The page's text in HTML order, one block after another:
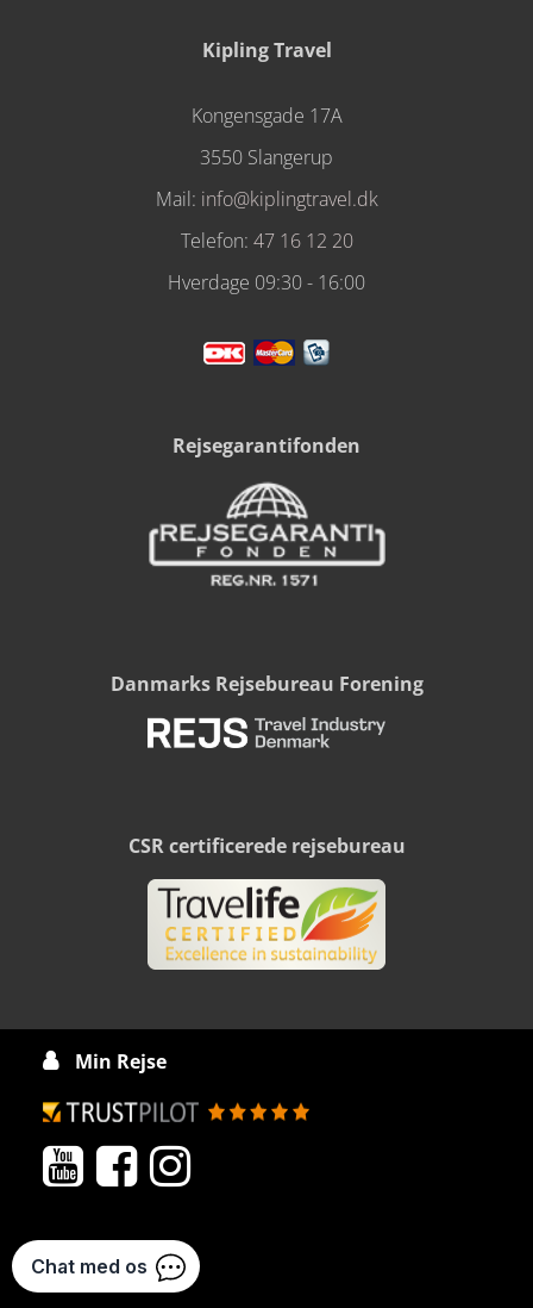
Kipling Travel
Kongensgade 17A
3550 Slangerup
Mail: info@kiplingtravel.dk
Telefon: 47 16 12 20
Hverdage 09:30 - 16:00
Rejsegarantifonden
Danmarks Rejsebureau Forening
CSR certificerede rejsebureau
 Min Rejse
  